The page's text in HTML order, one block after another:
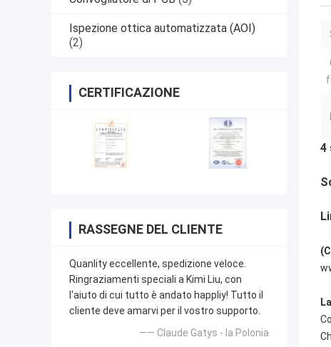
Ispezione ottica automatizzata (AOI)
(2)
CERTIFICAZIONE
RASSEGNE DEL CLIENTE
Quanlity eccellente, spedizione veloce.
Ringraziamenti speciali a Kimi Liu, con
l'aiuto di cui tutto è andato happliy! Tutto il
cliente deve amarvi per il vostro supporto.
—— Claude Gatys - la Polonia
4